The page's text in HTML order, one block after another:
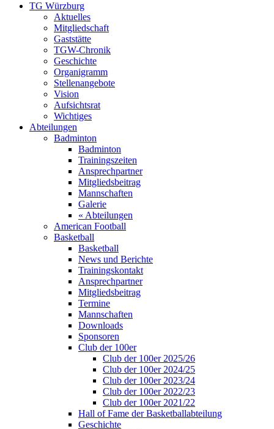
TG Würzburg
Aktuelles
Mitgliedschaft
Gaststätte
TGW-Chronik
Geschichte
Organigramm
Stellenangebote
Vision
Aufsichtsrat
Wichtiges
Abteilungen
Badminton
Badminton
Trainingszeiten
Ansprechpartner
Mitgliedsbeitrag
Mannschaften
Galerie
« Abteilungen
American Football
Basketball
Basketball
News und Berichte
Trainingskontakt
Ansprechpartner
Mitgliedsbeitrag
Termine
Mannschaften
Downloads
Sponsoren
Club der 100er
Club der 100er 2025/26
Club der 100er 2024/25
Club der 100er 2023/24
Club der 100er 2022/23
Club der 100er 2021/22
Hall of Fame der Basketballabteilung
Geschichte